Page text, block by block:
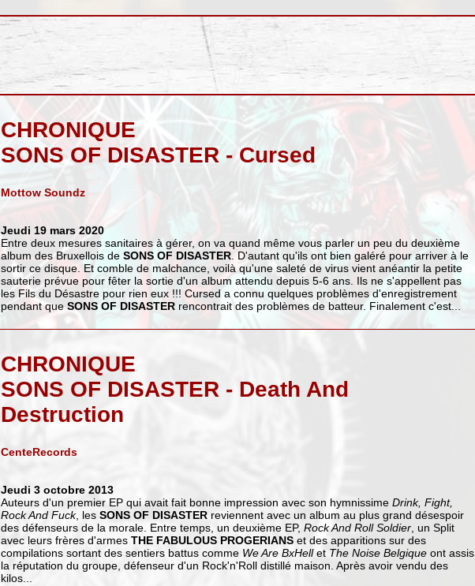
CHRONIQUE
SONS OF DISASTER - Cursed
Mottow Soundz
Jeudi 19 mars 2020
Entre deux mesures sanitaires à gérer, on va quand même vous parler un peu du deuxième
album des Bruxellois de SONS OF DISASTER. D'autant qu'ils ont bien galéré pour arriver à le
sortir ce disque. Et comble de malchance, voilà qu'une saleté de virus vient anéantir la petite
sauterie prévue pour fêter la sortie d'un album attendu depuis 5-6 ans. Ils ne s'appellent pas
les Fils du Désastre pour rien eux !!! Cursed a connu quelques problèmes d'enregistrement
pendant que SONS OF DISASTERrencontrait des problèmes de batteur. Finalement c'est...
CHRONIQUE
SONS OF DISASTER - Death And
Destruction
CenteRecords
Jeudi 3 octobre 2013
Auteurs d'un premier EP qui avait fait bonne impression avec son hymnissime Drink, Fight,
Rock And Fuck, les SONS OF DISASTERreviennent avec un album au plus grand désespoir
des défenseurs de la morale. Entre temps, un deuxième EP, Rock And Roll Soldier, un Split
avec leurs frères d'armes THE FABULOUS PROGERIANSet des apparitions sur des
compilations sortant des sentiers battus comme We Are BxHellet The Noise Belgiqueont assis
la réputation du groupe, défenseur d'un Rock'n'Roll distillé maison. Après avoir vendu des
kilos...